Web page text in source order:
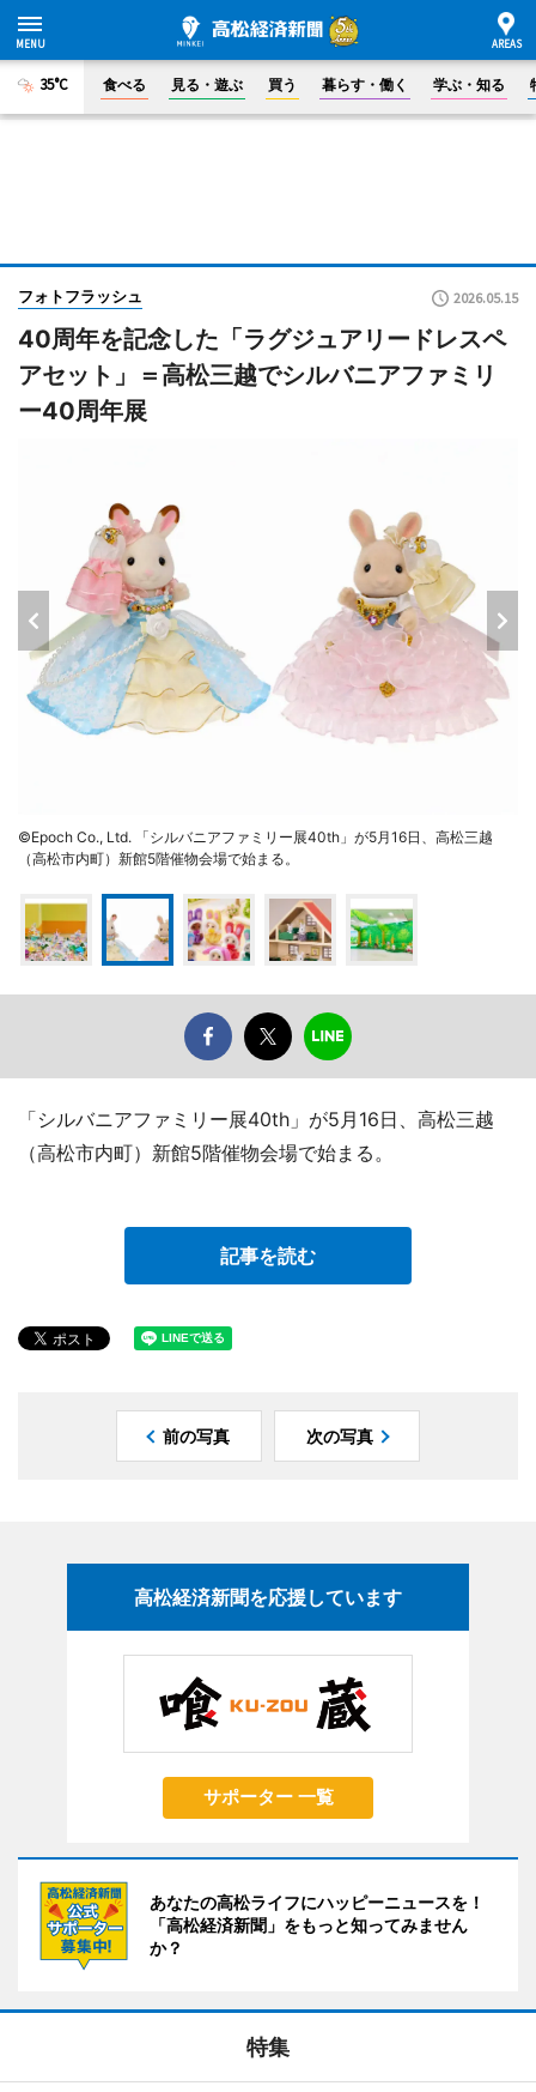
35°C 食べる 見る・遊ぶ 買う 暮らす・働く 学ぶ・知る
フォトフラッシュ 2026.05.15
40周年を記念した「ラグジュアリードレスペ
アセット」＝高松三越でシルバニアファミリ
ー40周年展
©Epoch Co., Ltd. 「シルバニアファミリー展40th」が5月16日、高松三越
（高松市内町）新館5階催物会場で始まる。
「シルバニアファミリー展40th」が5月16日、高松三越
（高松市内町）新館5階催物会場で始まる。
記事を読む
前の写真 次の写真
高松経済新聞を応援しています
サポーター 一覧
あなたの高松ライフにハッピーニュースを！
「高松経済新聞」をもっと知ってみません
か？
特集